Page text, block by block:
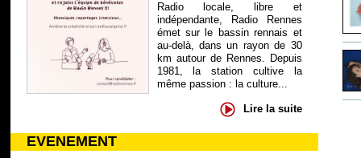
Radio locale, libre et
indépendante, Radio Rennes
émet sur le bassin rennais et
au-delà, dans un rayon de 30
km autour de Rennes. Depuis
1981, la station cultive la
même passion : la culture...
Lire la suite
EVENEMENT